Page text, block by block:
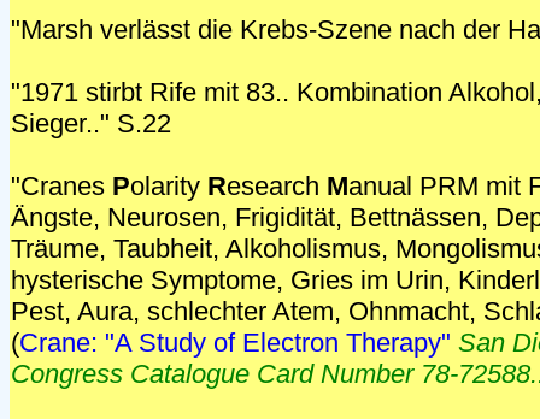
"Marsh verlässt die Krebs-Szene nach der
"1971 stirbt Rife mit 83.. Kombination
Sieger.." S.22
"Cranes Polarity Research Manual PRM mit
Ängste, Neurosen, Frigidität, Bettnässen,
Träume, Taubheit, Alkoholismus,
hysterische Symptome, Gries im Urin,
Pest, Aura, schlechter Atem, Ohnmacht,
(Crane: "A Study of Electron Therapy" San
Congress Catalogue Card Number 78-